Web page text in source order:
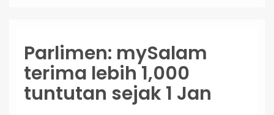
Parlimen: mySalam
terima lebih 1,000
tuntutan sejak 1 Jan